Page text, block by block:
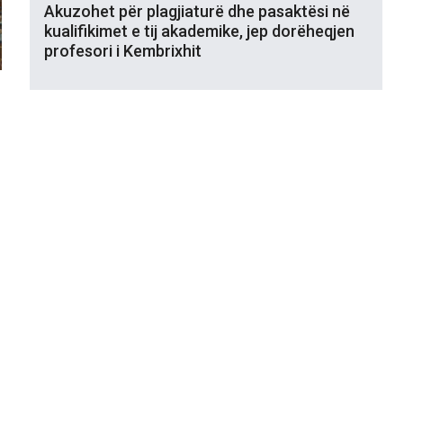
Akuzohet për plagjiaturë dhe pasaktësi në
kualifikimet e tij akademike, jep dorëheqjen
profesori i Kembrixhit